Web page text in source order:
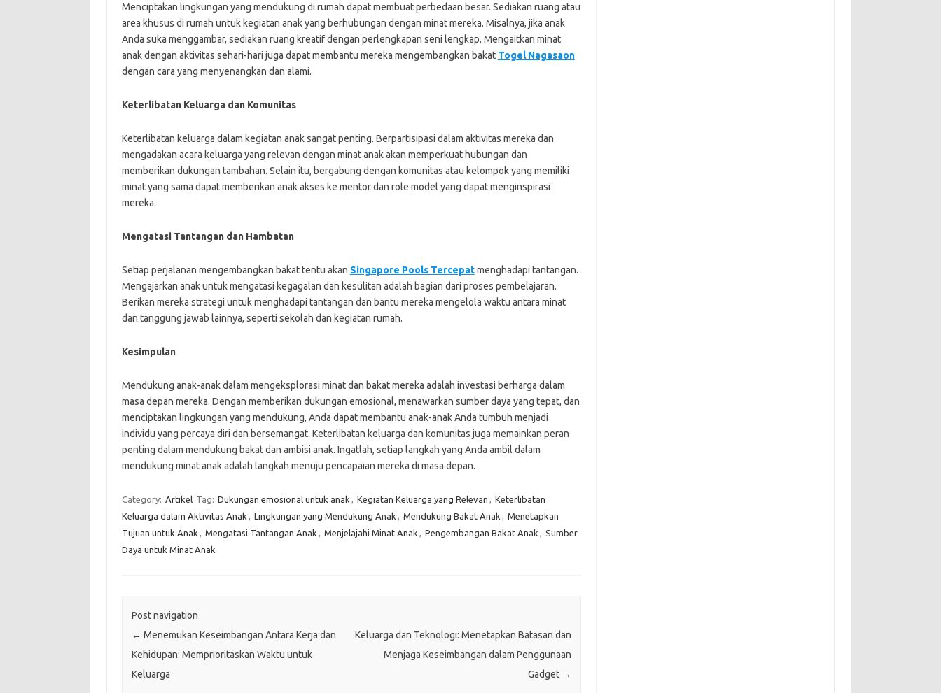
Menciptakan lingkungan yang mendukung di rumah dapat membuat perbedaan besar. Sediakan ruang atau
area khusus di rumah untuk kegiatan anak yang berhubungan dengan minat mereka. Misalnya, jika anak
Anda suka menggambar, sediakan ruang kreatif dengan perlengkapan seni lengkap. Mengaitkan minat
anak dengan aktivitas sehari-hari juga dapat membantu mereka mengembangkan bakat Togel Nagasaon
dengan cara yang menyenangkan dan alami.
Keterlibatan Keluarga dan Komunitas
Keterlibatan keluarga dalam kegiatan anak sangat penting. Berpartisipasi dalam aktivitas mereka dan
mengadakan acara keluarga yang relevan dengan minat anak akan memperkuat hubungan dan
memberikan dukungan tambahan. Selain itu, bergabung dengan komunitas atau kelompok yang memiliki
minat yang sama dapat memberikan anak akses ke mentor dan role model yang dapat menginspirasi
mereka.
Mengatasi Tantangan dan Hambatan
Setiap perjalanan mengembangkan bakat tentu akan Singapore Pools Tercepatmenghadapi tantangan.
Mengajarkan anak untuk mengatasi kegagalan dan kesulitan adalah bagian dari proses pembelajaran.
Berikan mereka strategi untuk menghadapi tantangan dan bantu mereka mengelola waktu antara minat
dan tanggung jawab lainnya, seperti sekolah dan kegiatan rumah.
Kesimpulan
Mendukung anak-anak dalam mengeksplorasi minat dan bakat mereka adalah investasi berharga dalam
masa depan mereka. Dengan memberikan dukungan emosional, menawarkan sumber daya yang tepat, dan
menciptakan lingkungan yang mendukung, Anda dapat membantu anak-anak Anda tumbuh menjadi
individu yang percaya diri dan bersemangat. Keterlibatan keluarga dan komunitas juga memainkan peran
penting dalam mendukung bakat dan ambisi anak. Ingatlah, setiap langkah yang Anda ambil dalam
mendukung minat anak adalah langkah menuju pencapaian mereka di masa depan.
Category: Artikel Tag: Dukungan emosional untuk anak , Kegiatan Keluarga yang Relevan , Keterlibatan
Keluarga dalam Aktivitas Anak , Lingkungan yang Mendukung Anak , Mendukung Bakat Anak , Menetapkan
Tujuan untuk Anak , Mengatasi Tantangan Anak , Menjelajahi Minat Anak , Pengembangan Bakat Anak , Sumber
Daya untuk Minat Anak
Post navigation
← Menemukan Keseimbangan Antara Kerja dan
Kehidupan: Memprioritaskan Waktu untuk
Keluarga
Keluarga dan Teknologi: Menetapkan Batasan dan
Menjaga Keseimbangan dalam Penggunaan
Gadget →